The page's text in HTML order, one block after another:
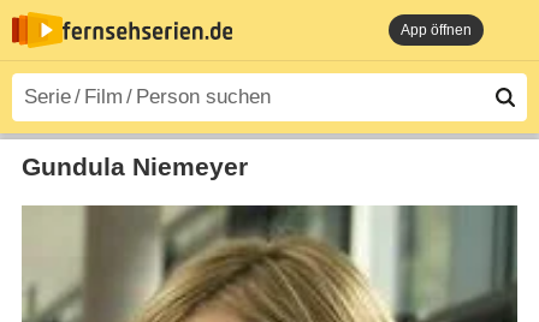
App öffnen
Gundula Niemeyer